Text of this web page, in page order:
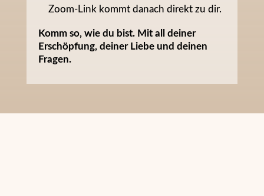
Zoom-Link kommt danach direkt zu dir.
Komm so, wie du bist. Mit all deiner
Erschöpfung, deiner Liebe und deinen
Fragen.